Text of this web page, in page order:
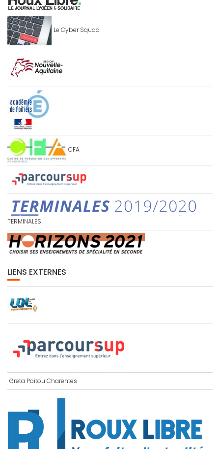
Le Cyber Squad
CFA
TERMINALES
LIENS EXTERNES
Greta Poitou Charentes